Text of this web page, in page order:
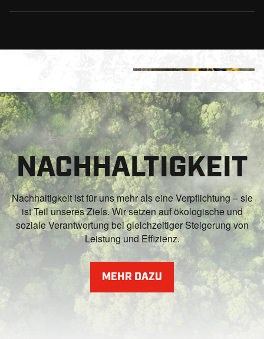
NACHHALTIGKEIT
Nachhaltigkeit ist für uns mehr als eine Verpflichtung – sie
ist Teil unseres Ziels. Wir setzen auf ökologische und
soziale Verantwortung bei gleichzeitiger Steigerung von
Leistung und Effizienz.
MEHR DAZU